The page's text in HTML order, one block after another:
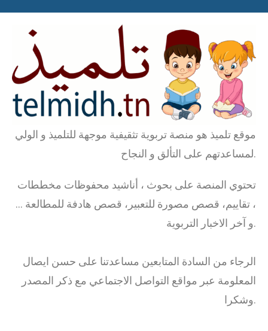
موقع تلميذ هو منصة تربوية تثقيفية موجهة للتلميذ و الولي
لمساعدتهم على التألق و النجاح.
تحتوي المنصة على بحوث ، أناشيد محفوظات مخططات
، تقاييم، قصص مصورة للتعبير، قصص هادفة للمطالعة …
و آخر الاخبار التربوية.
الرجاء من السادة المتابعين مساعدتنا على حسن ايصال
المعلومة عبر مواقع التواصل الاجتماعي مع ذكر المصدر
وشكرا.